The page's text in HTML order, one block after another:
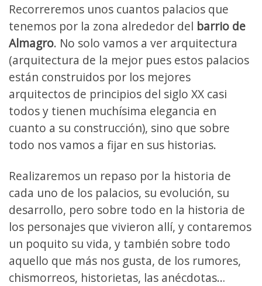
Recorreremos unos cuantos palacios que
tenemos por la zona alrededor del barrio de
Almagro. No solo vamos a ver arquitectura
(arquitectura de la mejor pues estos palacios
están construidos por los mejores
arquitectos de principios del siglo XX casi
todos y tienen muchísima elegancia en
cuanto a su construcción), sino que sobre
todo nos vamos a fijar en sus historias.
Realizaremos un repaso por la historia de
cada uno de los palacios, su evolución, su
desarrollo, pero sobre todo en la historia de
los personajes que vivieron allí, y contaremos
un poquito su vida, y también sobre todo
aquello que más nos gusta, de los rumores,
chismorreos, historietas, las anécdotas…